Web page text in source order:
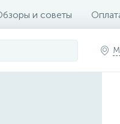
и советы